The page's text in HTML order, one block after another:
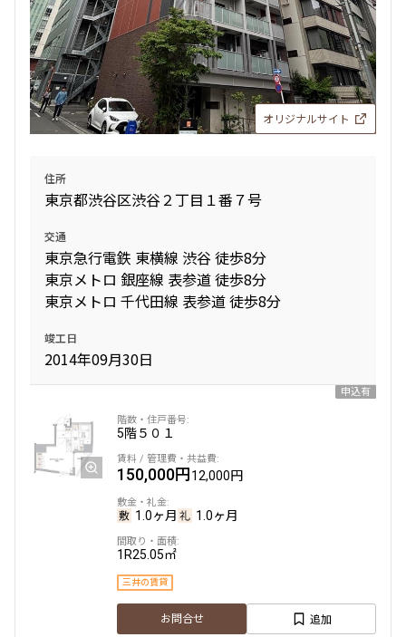
1.0ヶ月 1.0ヶ月
Studio27.59㎡
三井の賃貸 駅近 ペット可
お問合せ 追加
5階５０８
1.0ヶ月 1.0ヶ月
三井の賃貸
お問合せ 追加
賃料改定
4階４０７
165,000円10,000円
1.0ヶ月
Studio25.06㎡
オリジナルサイト
住所
東京都渋谷区渋谷２丁目１番７号
交通
東京急行電鉄 東横線 渋谷 徒歩8分
東京メトロ 銀座線 表参道 徒歩8分
東京メトロ 千代田線 表参道 徒歩8分
竣工日
2014年09月30日
申込有
5階５０１
150,000円12,000円
1.0ヶ月 1.0ヶ月
1R25.05㎡
三井の賃貸
お問合せ 追加